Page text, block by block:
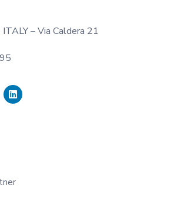
– Via Caldera 21